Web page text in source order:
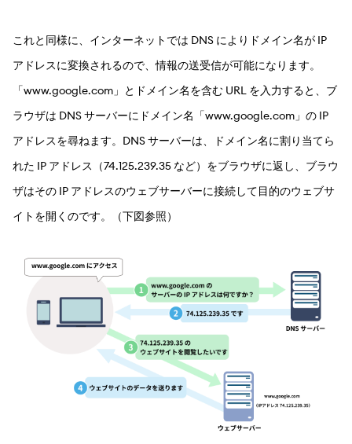
これと同様に、インターネットでは DNS によりドメイン名が IP
アドレスに変換されるので、情報の送受信が可能になります。
「www.google.com」とドメイン名を含む URL を入力すると、ブ
ラウザは DNS サーバーにドメイン名「www.google.com」の IP
アドレスを尋ねます。DNS サーバーは、ドメイン名に割り当てら
れた IP アドレス（74.125.239.35 など）をブラウザに返し、ブラウ
ザはその IP アドレスのウェブサーバーに接続して目的のウェブサ
イトを開くのです。（下図参照）